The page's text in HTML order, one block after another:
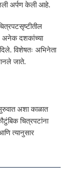
अर्पण केली आहे.
अनेक दशकांच्या
विशेषतः अभिनेता
जाते.
अशा काळात
चित्रपटांना
त्यानुसार